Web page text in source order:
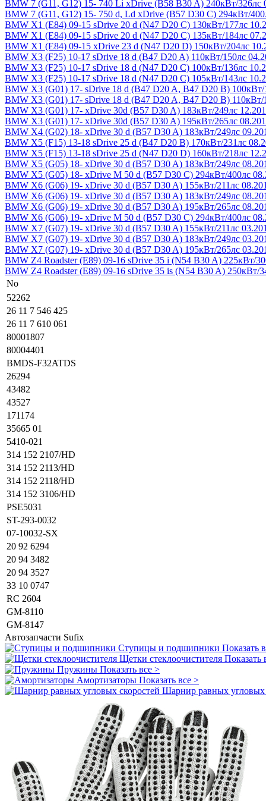
BMW 7 (G11, G12) 15- 740 Li xDrive (B58 B30 A) 240кВт/326лс
BMW 7 (G11, G12) 15- 750 d, Ld xDrive (B57 D30 C) 294кВт/
BMW X1 (E84) 09-15 sDrive 20 d (N47 D20 C) 130кВт/177лс
BMW X1 (E84) 09-15 sDrive 20 d (N47 D20 C) 135кВт/184лс
BMW X1 (E84) 09-15 xDrive 23 d (N47 D20 D) 150кВт/204лс
BMW X3 (F25) 10-17 sDrive 18 d (B47 D20 A) 110кВт/150лс
BMW X3 (F25) 10-17 sDrive 18 d (N47 D20 C) 100кВт/136лс
BMW X3 (F25) 10-17 sDrive 18 d (N47 D20 C) 105кВт/143лс
BMW X3 (G01) 17- sDrive 18 d (B47 D20 A, B47 D20 B) 100кВт/
BMW X3 (G01) 17- sDrive 18 d (B47 D20 A, B47 D20 B) 110кВт/
BMW X3 (G01) 17- xDrive 30d (B57 D30 A) 183кВт/249лс
BMW X3 (G01) 17- xDrive 30d (B57 D30 A) 195кВт/265лс
BMW X4 (G02) 18- xDrive 30 d (B57 D30 A) 183кВт/249лс
BMW X5 (F15) 13-18 sDrive 25 d (B47 D20 B) 170кВт/231лс
BMW X5 (F15) 13-18 sDrive 25 d (N47 D20 D) 160кВт/218лс
BMW X5 (G05) 18- xDrive 30 d (B57 D30 A) 183кВт/249лс
BMW X5 (G05) 18- xDrive M 50 d (B57 D30 C) 294кВт/400лс
BMW X6 (G06) 19- xDrive 30 d (B57 D30 A) 155кВт/211лс
BMW X6 (G06) 19- xDrive 30 d (B57 D30 A) 183кВт/249лс
BMW X6 (G06) 19- xDrive 30 d (B57 D30 A) 195кВт/265лс
BMW X6 (G06) 19- xDrive M 50 d (B57 D30 C) 294кВт/400лс
BMW X7 (G07) 19- xDrive 30 d (B57 D30 A) 155кВт/211лс
BMW X7 (G07) 19- xDrive 30 d (B57 D30 A) 183кВт/249лс
BMW X7 (G07) 19- xDrive 30 d (B57 D30 A) 195кВт/265лс
BMW Z4 Roadster (E89) 09-16 sDrive 35 i (N54 B30 A) 225кВт/
BMW Z4 Roadster (E89) 09-16 sDrive 35 is (N54 B30 A) 250кВт/
No
52262
26 11 7 546 425
26 11 7 610 061
80001807
80004401
BMDS-F32ATDS
26294
43482
43527
171174
35665 01
5410-021
314 152 2107/HD
314 152 2113/HD
314 152 2118/HD
314 152 3106/HD
PSE5031
ST-293-0032
07-10032-SX
20 92 6294
20 94 3482
20 94 3527
33 10 0747
RC 2604
GM-8110
GM-8147
Автозапчасти Sufix
Ступицы и подшипники Показать
Щетки стеклоочистителя Показать
Пружины Показать все >
Амортизаторы Показать все >
Шарнир равных угловых